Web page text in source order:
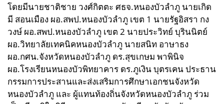
โดยมีนายชาติชาย วงศ์กิตตะ ศธจ.หนองบัวลำภู นายเกิด
มี สอนเมือง ผอ.สพป.หนองบัวลำภู เขต 1 นายรัฐอิสรา กง
วงษ์ ผอ.สพป.หนองบัวลำภู เขต 2 นายประวิทย์ บุรินนิตย์
ผอ.วิทยาลัยเทคนิคหนองบัวลำภู นายสนิท อาษาธง
ผอ.กศน.จังหวัดหนองบัวลำภู ดร.สุขเกษม พาพินิจ
ผอ.โรงเรียนหนองบัวพิทยาคาร ดร.ภูเงิน บุตรเคน ประธาน
กรรมการประสานและส่งเสริมการศึกษาเอกชนจังหวัด
หนองบัวลำภู และ ผู้แทนท้องถิ่นจังหวัดหนองบัวลำภู ร่วม